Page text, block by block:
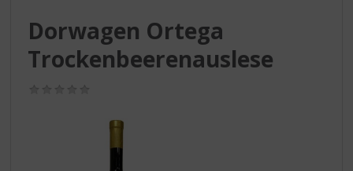
Dorwagen Ortega
Trockenbeerenauslese